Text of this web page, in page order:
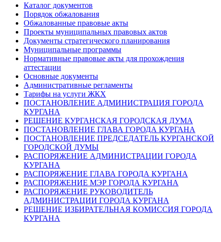
Каталог документов
Порядок обжалования
Обжалованные правовые акты
Проекты муниципальных правовых актов
Документы стратегического планирования
Муниципальные программы
Нормативные правовые акты для прохождения
аттестации
Основные документы
Административные регламенты
Тарифы на услуги ЖКХ
ПОСТАНОВЛЕНИЕ АДМИНИСТРАЦИЯ ГОРОДА
КУРГАНА
РЕШЕНИЕ КУРГАНСКАЯ ГОРОДСКАЯ ДУМА
ПОСТАНОВЛЕНИЕ ГЛАВА ГОРОДА КУРГАНА
ПОСТАНОВЛЕНИЕ ПРЕДСЕДАТЕЛЬ КУРГАНСКОЙ
ГОРОДСКОЙ ДУМЫ
РАСПОРЯЖЕНИЕ АДМИНИСТРАЦИИ ГОРОДА
КУРГАНА
РАСПОРЯЖЕНИЕ ГЛАВА ГОРОДА КУРГАНА
РАСПОРЯЖЕНИЕ МЭР ГОРОДА КУРГАНА
РАСПОРЯЖЕНИЕ РУКОВОДИТЕЛЬ
АДМИНИСТРАЦИИ ГОРОДА КУРГАНА
РЕШЕНИЕ ИЗБИРАТЕЛЬНАЯ КОМИССИЯ ГОРОДА
КУРГАНА